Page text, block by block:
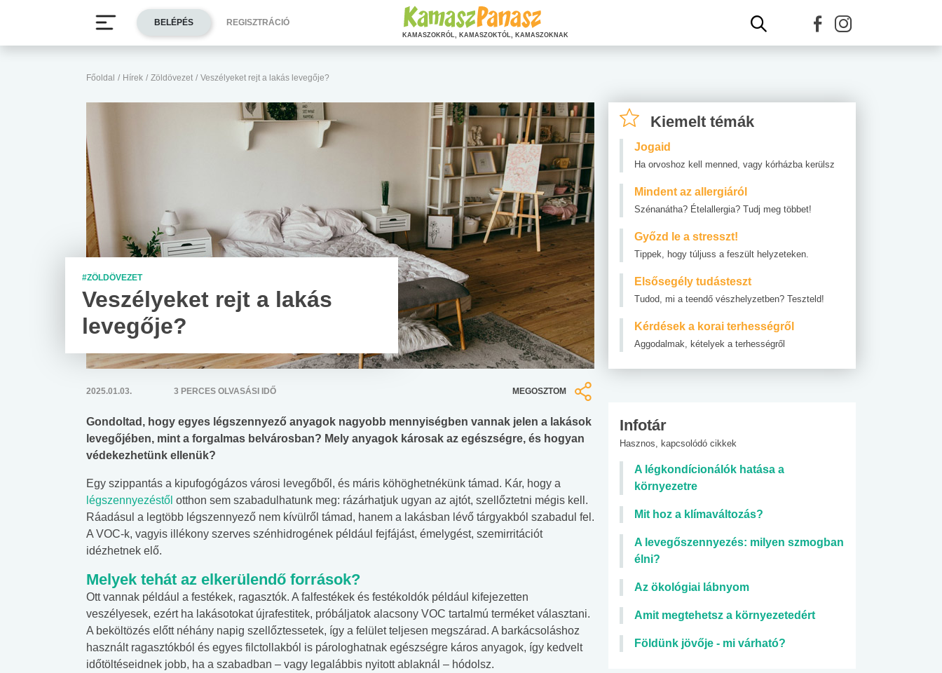
Főoldal / Hírek / Zöldövezet / Veszélyeket rejt a lakás levegője?
#ZÖLDÖVEZET
Veszélyeket rejt a lakás
levegője?
2025.01.03. 3 PERCES OLVASÁSI IDŐ MEGOSZTOM
Gondoltad, hogy egyes légszennyező anyagok nagyobb mennyiségben vannak jelen a lakások
levegőjében, mint a forgalmas belvárosban? Mely anyagok károsak az egészségre, és hogyan
védekezhetünk ellenük?
Egy szippantás a kipufogógázos városi levegőből, és máris köhöghetnékünk támad. Kár, hogy a
légszennyezéstől otthon sem szabadulhatunk meg: rázárhatjuk ugyan az ajtót, szellőztetni mégis kell.
Ráadásul a legtöbb légszennyező nem kívülről támad, hanem a lakásban lévő tárgyakból szabadul fel.
A VOC-k, vagyis illékony szerves szénhidrogének például fejfájást, émelygést, szemirritációt
idézhetnek elő.
Melyek tehát az elkerülendő források?
Ott vannak például a festékek, ragasztók. A falfestékek és festékoldók például kifejezetten
veszélyesek, ezért ha lakásotokat újrafestitek, próbáljatok alacsony VOC tartalmú terméket választani.
A beköltözés előtt néhány napig szellőztessetek, így a felület teljesen megszárad. A barkácsoláshoz
használt ragasztókból és egyes filctollakból is párologhatnak egészségre káros anyagok, így kedvelt
időtöltéseidnek jobb, ha a szabadban – vagy legalábbis nyitott ablaknál – hódolsz.
Kiemelt témák
Jogaid
Ha orvoshoz kell menned, vagy kórházba kerülsz
Mindent az allergiáról
Szénanátha? Ételallergia? Tudj meg többet!
Győzd le a stresszt!
Tippek, hogy túljuss a feszült helyzeteken.
Elsősegély tudásteszt
Tudod, mi a teendő vészhelyzetben? Teszteld!
Kérdések a korai terhességről
Aggodalmak, kételyek a terhességről
Infotár
Hasznos, kapcsolódó cikkek
A légkondícionálók hatása a
környezetre
Mit hoz a klímaváltozás?
A levegőszennyezés: milyen szmogban
élni?
Az ökológiai lábnyom
Amit megtehetsz a környezetedért
Földünk jövője - mi várható?
BELÉPÉS REGISZTRÁCIÓ
KAMASZOKRÓL, KAMASZOKTÓL, KAMASZOKNAK